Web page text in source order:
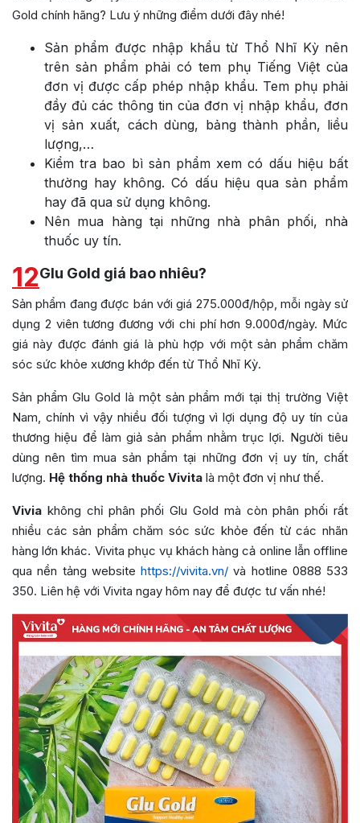
Gold chính hãng? Lưu ý những điểm dưới đây nhé!
Sản phẩm được nhập khẩu từ Thổ Nhĩ Kỳ nên
trên sản phẩm phải có tem phụ Tiếng Việt của
đơn vị được cấp phép nhập khẩu. Tem phụ phải
đầy đủ các thông tin của đơn vị nhập khẩu, đơn
vị sản xuất, cách dùng, bảng thành phần, liều
lượng,…
Kiểm tra bao bì sản phẩm xem có dấu hiệu bất
thường hay không. Có dấu hiệu qua sản phẩm
hay đã qua sử dụng không.
Nên mua hàng tại những nhà phân phối, nhà
thuốc uy tín.
12Glu Gold giá bao nhiêu?
Sản phẩm đang được bán với giá 275.000đ/hộp, mỗi ngày sử
dụng 2 viên tương đương với chi phí hơn 9.000đ/ngày. Mức
giá này được đánh giá là phù hợp với một sản phẩm chăm
sóc sức khỏe xương khớp đến từ Thổ Nhĩ Kỳ.
Sản phẩm Glu Gold là một sản phẩm mới tại thị trường Việt
Nam, chính vì vậy nhiều đối tượng vì lợi dụng độ uy tín của
thương hiệu để làm giả sản phẩm nhằm trục lợi. Người tiêu
dùng nên tìm mua sản phẩm tại những đơn vị uy tín, chất
lượng. Hệ thống nhà thuốc Vivita là một đơn vị như thế.
Vivia không chỉ phân phối Glu Gold mà còn phân phối rất
nhiều các sản phẩm chăm sóc sức khỏe đến từ các nhãn
hàng lớn khác. Vivita phục vụ khách hàng cả online lẫn offline
qua nền tảng website https://vivita.vn/ và hotline 0888 533
350. Liên hệ với Vivita ngay hôm nay để được tư vấn nhé!